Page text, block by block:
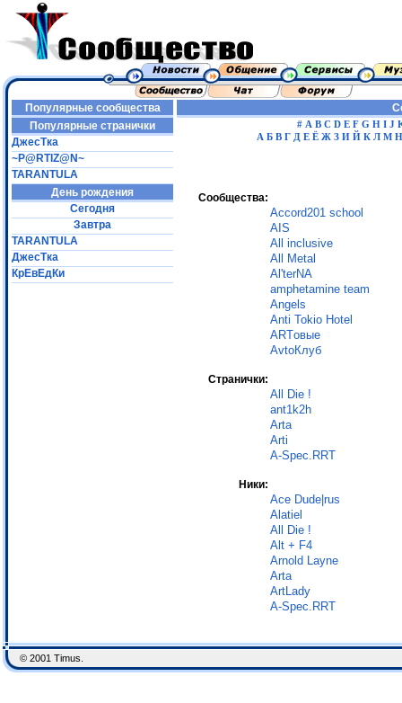
Популярные сообщества
Популярные странички
ДжесТка
~P@RTIZ@N~
TARANTULA
День рождения
Сегодня
Завтра
TARANTULA
ДжесТка
КрЕвЕдКи
# A B C D E F G H I J
А Б В Г Д Е Ё Ж З И Й К Л М Н
Сообщества:
Accord201 school
AIS
All inclusive
All Metal
Al'terNA
amphetamine team
Angels
Anti Tokio Hotel
ARTовые
AvtoКлуб
Странички:
All Die !
ant1k2h
Arta
Arti
A-Spec.RRT
Ники:
Ace Dude|rus
Alatiel
All Die !
Alt + F4
Arnold Layne
Arta
ArtLady
A-Spec.RRT
© 2001 Timus.